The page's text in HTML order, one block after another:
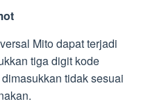
Mito dapat terjadi
tiga digit kode
tidak sesuai